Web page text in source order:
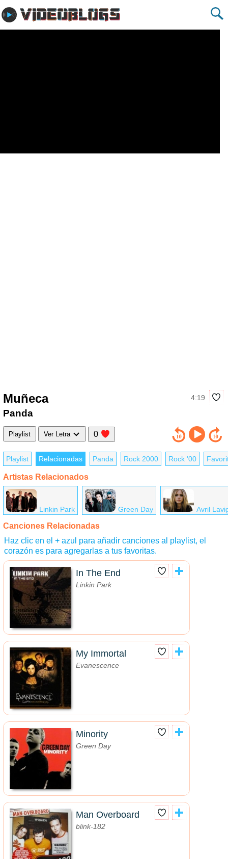
Muñeca 4:19
Panda
Playlist Ver Letra 0
Playlist Relacionadas Panda Rock 2000 Rock '00
Artistas Relacionados
Linkin Park Green Day Avril
Canciones Relacionadas
Haz clic en el + azul para añadir canciones al playlist, el
corazón es para agregarlas a tus favoritas.
In The End
Linkin Park
My Immortal
Evanescence
Minority
Green Day
Man Overboard
blink-182